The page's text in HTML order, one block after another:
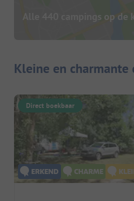
Alle 440 campings op de
Kleine en charmante
Direct boekbaar